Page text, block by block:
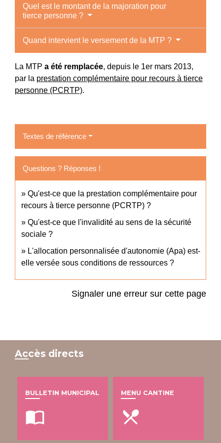
Quel est le montant de la majoration pour
tierce personne ?
Quand intervient le versement de la MTP ?
La MTP a été remplacée, depuis le 1er mars 2013,
par la prestation complémentaire pour recours à tierce
personne (PCRTP).
Textes de référence
Questions ? Réponses !
Qu'est-ce que la prestation complémentaire pour
recours à tierce personne (PCRTP) ?
Qu'est-ce que l'invalidité au sens de la sécurité
sociale ?
L'allocation personnalisée d'autonomie (Apa) est-
elle versée sous conditions de ressources ?
Signaler une erreur sur cette page
Accès directs
BULLETIN MUNICIPAL
import_contacts
MENU CANTINE
local_dining